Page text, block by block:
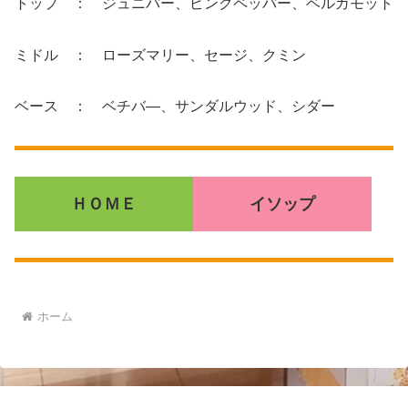
ミドル ： ローズマリー、セージ、クミン
ベース ： ベチバ―、サンダルウッド、シダー
ＨＯＭＥ イソップ
ホーム